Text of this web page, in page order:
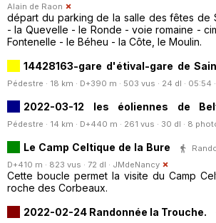
Alain de Raon
départ du parking de la salle des fêtes de
- la Quevelle - le Ronde - voie romaine -
Fontenelle - le Béheu - la Côte, le Moulin.
14428163-gare d'étival-gare de
Pédestre · 18 km · D+390 m · 503 vus · 24 dl · 05:54 ·
2022-03-12 les éoliennes de
Pédestre · 14 km · D+440 m · 261 vus · 30 dl · 8
Le Camp Celtique de la Bure
D+410 m · 823 vus · 72 dl · JMdeNancy
Cette boucle permet la visite du Camp
roche des Corbeaux.
2022-02-24 Randonnée la Trouche.